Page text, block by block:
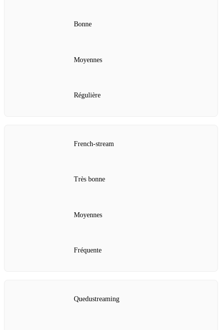
Bonne
Moyennes
Régulière
French-stream
Très bonne
Moyennes
Fréquente
Quedustreaming